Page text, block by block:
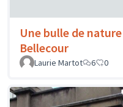
Une bulle de nature
Bellecour
Laurie Martot
6 0